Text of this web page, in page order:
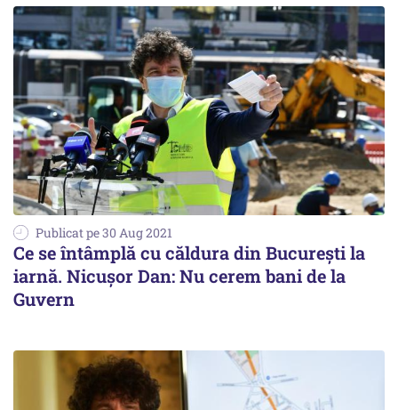
Publicat pe 30 Aug 2021
Ce se întâmplă cu căldura din Bucureşti la
iarnă. Nicuşor Dan: Nu cerem bani de la
Guvern